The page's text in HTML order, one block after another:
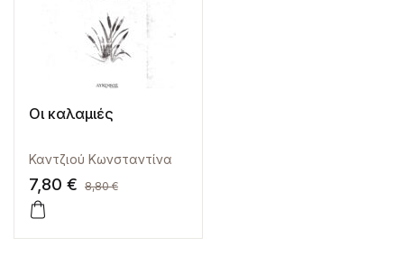
Οι καλαμιές
Καντζιού Κωνσταντίνα
7,80 € 8,80€